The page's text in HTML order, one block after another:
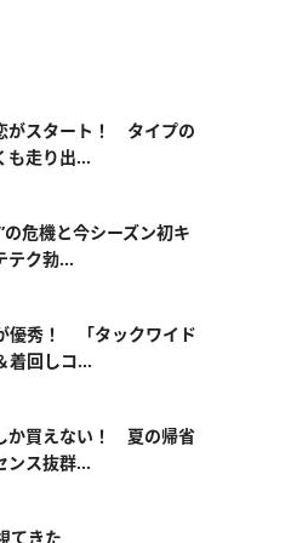
がスタート！ タイプの
走り出...
危機と今シーズン初キ
ク勃...
優秀！ 「タックワイド
着回しコ...
か買えない！ 夏の帰省
ンス抜群...
てきた